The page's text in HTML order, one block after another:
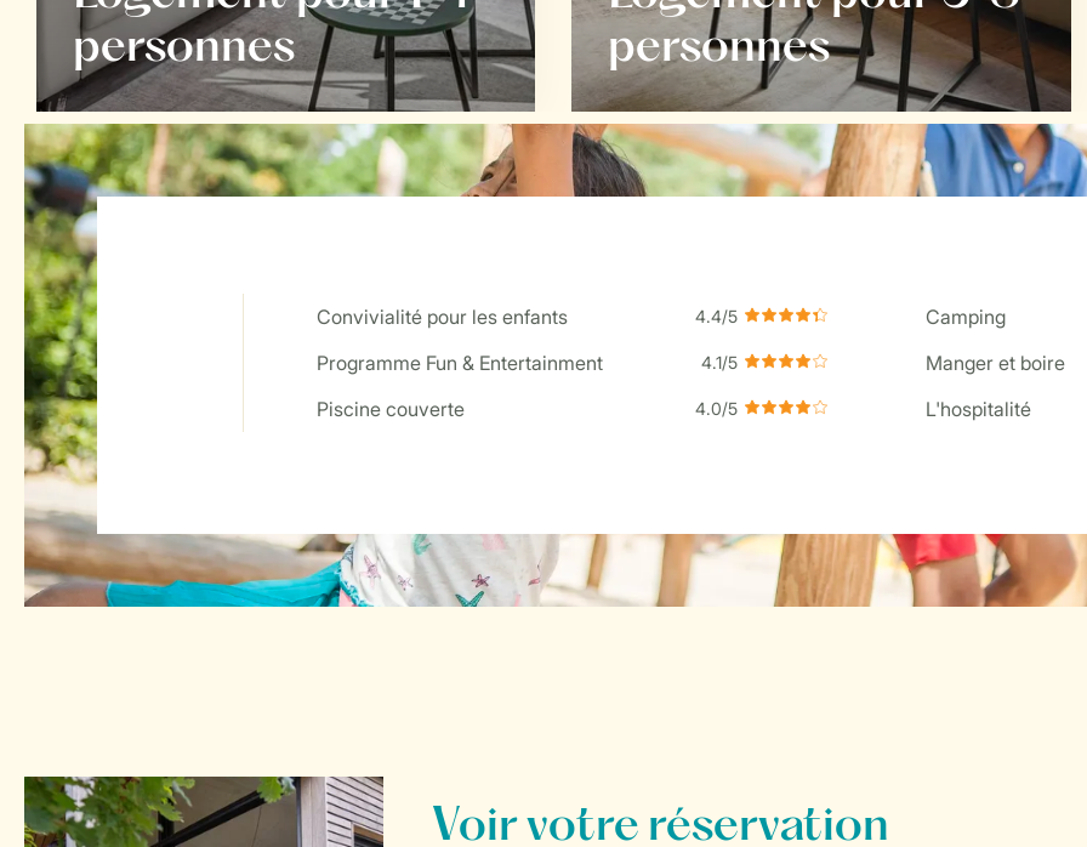
personnes
personnes
Service Rating from our guests
Convivialité pour les enfants
Camping
Programme Fun & Entertainment
Manger et boire
Piscine couverte
L'hospitalité